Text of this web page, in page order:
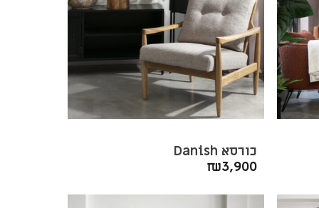
כורסא Danish
₪3,900